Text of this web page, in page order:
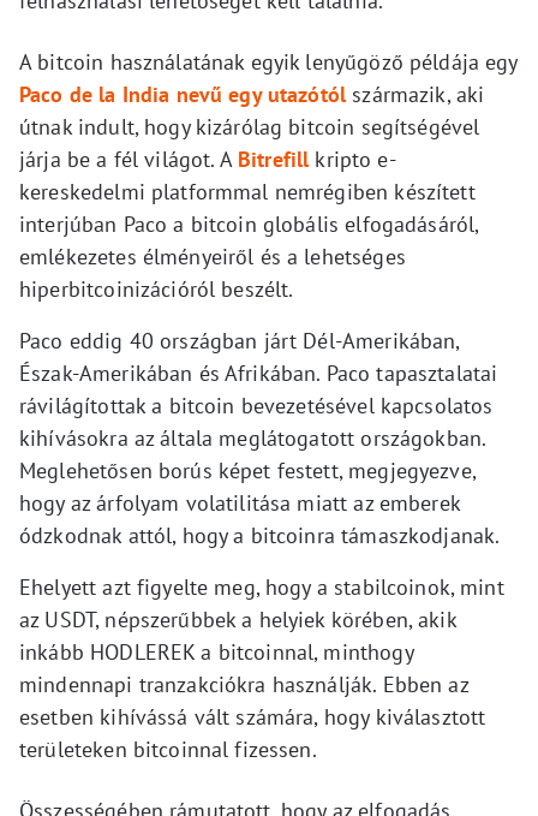
A bitcoin használatának egyik lenyűgöző példája egy
Paco de la India nevű egy utazótólszármazik, aki
útnak indult, hogy kizárólag bitcoin segítségével
járja be a fél világot. A Bitrefillkripto e-
kereskedelmi platformmal nemrégiben készített
interjúban Paco a bitcoin globális elfogadásáról,
emlékezetes élményeiről és a lehetséges
hiperbitcoinizációról beszélt.
Paco eddig 40 országban járt Dél-Amerikában,
Észak-Amerikában és Afrikában. Paco tapasztalatai
rávilágítottak a bitcoin bevezetésével kapcsolatos
kihívásokra az általa meglátogatott országokban.
Meglehetősen borús képet festett, megjegyezve,
hogy az árfolyam volatilitása miatt az emberek
ódzkodnak attól, hogy a bitcoinra támaszkodjanak.
Ehelyett azt figyelte meg, hogy a stabilcoinok, mint
az USDT, népszerűbbek a helyiek körében, akik
inkább HODLEREK a bitcoinnal, minthogy
mindennapi tranzakciókra használják. Ebben az
esetben kihívássá vált számára, hogy kiválasztott
területeken bitcoinnal fizessen.
Összességében rámutatott, hogy az elfogadás